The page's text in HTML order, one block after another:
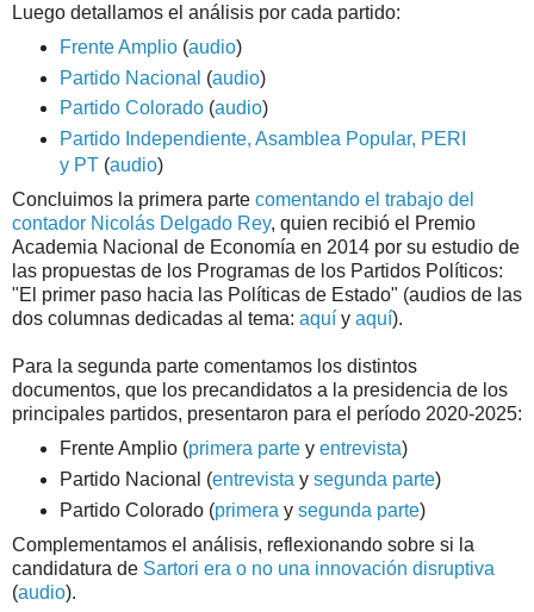
Luego detallamos el análisis por cada partido:
Frente Amplio(audio)
Partido Nacional (audio)
Partido Colorado(audio)
Partido Independiente, Asamblea Popular, PERI
y PT(audio)
Concluimos la primera parte comentando el trabajo del
contador Nicolás Delgado Rey, quien recibió el Premio
Academia Nacional de Economía en 2014 por su estudio de
las propuestas de los Programas de los Partidos Políticos:
"El primer paso hacia las Políticas de Estado" (audios de las
dos columnas dedicadas al tema: aquí y aquí).
Para la segunda parte comentamos los distintos
documentos, que los precandidatos a la presidencia de los
principales partidos, presentaron para el período 2020-2025:
Frente Amplio (primera partey entrevista)
Partido Nacional (entrevista y segunda parte)
Partido Colorado (primera y segunda parte)
Complementamos el análisis, reflexionando sobre si la
candidatura de Sartori era o no una innovación disruptiva
(audio).